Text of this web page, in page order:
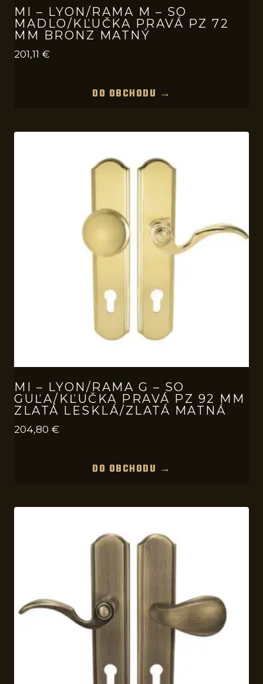
MI – LYON/RAMA M – SO
MADLO/KĽUČKA PRAVÁ PZ 72
MM BRONZ MATNÝ
201,11 €
DO OBCHODU →
MI – LYON/RAMA G – SO
GUĽA/KĽUČKA PRAVÁ PZ 92 MM
ZLATÁ LESKLÁ/ZLATÁ MATNÁ
204,80 €
DO OBCHODU →